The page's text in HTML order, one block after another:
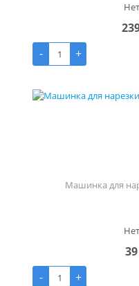
-
+
Машинка для
-
+